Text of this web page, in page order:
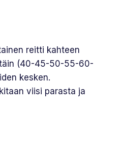
reitti kahteen
(40-45-50-55-60-
kesken.
viisi parasta ja